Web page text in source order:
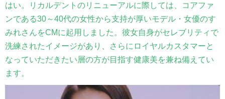
はい。リカルデントのリニューアルに際しては、コアファ
ンである30～40代の女性から支持が厚いモデル・女優のす
みれさんをCMに起用しました。彼女自身がセレブリティで
洗練されたイメージがあり、さらにロイヤルカスタマーと
なっていただきたい層の方が目指す健康美を兼ね備えてい
ます。